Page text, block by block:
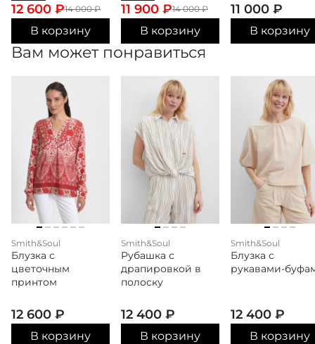
14 000₽
12 600 ₽
В корзину
14 000₽
11 900 ₽
В корзину
11 000 ₽
В корзину
Вам может понравиться
Smith&Soul
Блузка с
цветочным
принтом
12 600 ₽
В корзину
Smith&Soul
Рубашка с
драпировкой в
полоску
12 400 ₽
В корзину
Smith&Soul
Блузка с
рукавами-
12 400 ₽
В корзину